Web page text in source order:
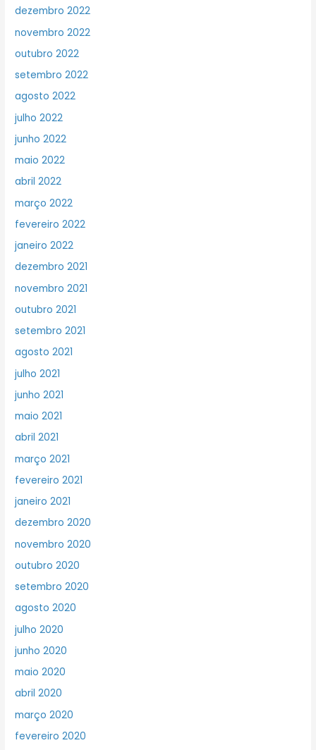
dezembro 2022
novembro 2022
outubro 2022
setembro 2022
agosto 2022
julho 2022
junho 2022
maio 2022
abril 2022
março 2022
fevereiro 2022
janeiro 2022
dezembro 2021
novembro 2021
outubro 2021
setembro 2021
agosto 2021
julho 2021
junho 2021
maio 2021
abril 2021
março 2021
fevereiro 2021
janeiro 2021
dezembro 2020
novembro 2020
outubro 2020
setembro 2020
agosto 2020
julho 2020
junho 2020
maio 2020
abril 2020
março 2020
fevereiro 2020